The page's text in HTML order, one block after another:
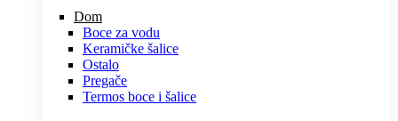
Dom
Boce za vodu
Keramičke šalice
Ostalo
Pregače
Termos boce i šalice